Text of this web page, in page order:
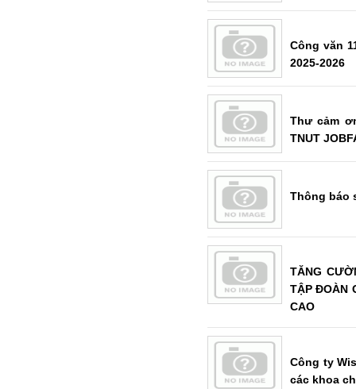
Công văn
2025-2026
Thư cảm
TNUT
Thông báo
TĂNG
TẬP ĐOÀN
CAO
Công ty
các khoa